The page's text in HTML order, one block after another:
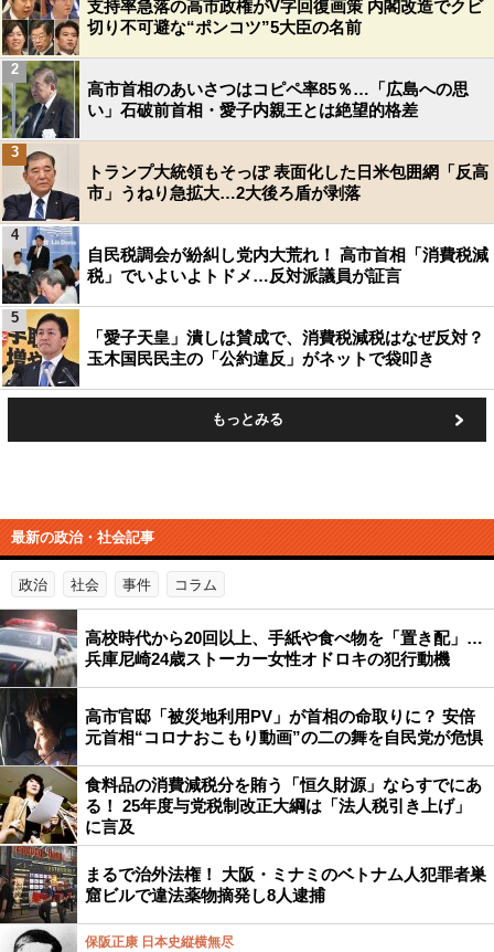
支持率急落の高市政権がV字回復画策 内閣改造でクビ
切り不可避な“ポンコツ”5大臣の名前
高市首相のあいさつはコピペ率85％…「広島への思
い」石破前首相・愛子内親王とは絶望的格差
2
トランプ大統領もそっぽ 表面化した日米包囲網「反高
市」うねり急拡大…2大後ろ盾が剥落
3
自民税調会が紛糾し党内大荒れ！ 高市首相「消費税減
税」でいよいよトドメ…反対派議員が証言
4
「愛子天皇」潰しは賛成で、消費税減税はなぜ反対？
玉木国民民主の「公約違反」がネットで袋叩き
5
もっとみる
最新の政治・社会記事
政治 社会 事件 コラム
高校時代から20回以上、手紙や食べ物を「置き配」…
兵庫尼崎24歳ストーカー女性オドロキの犯行動機
高市官邸「被災地利用PV」が首相の命取りに？ 安倍
元首相“コロナおこもり動画”の二の舞を自民党が危惧
食料品の消費減税分を賄う「恒久財源」ならすでにあ
る！ 25年度与党税制改正大綱は「法人税引き上げ」
に言及
まるで治外法権！ 大阪・ミナミのベトナム人犯罪者巣
窟ビルで違法薬物摘発し8人逮捕
保阪正康 日本史縦横無尽